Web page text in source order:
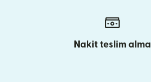
Nakit teslim alma